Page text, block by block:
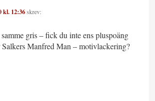
kl. 12:36skrev:
gris – fick du inte ens pluspoäng
Manfred Man – motivlackering?